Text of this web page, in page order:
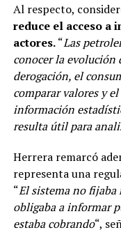
Al respecto,
reduce el acceso a
actores.“Las
conocer la evolución
derogación, el
comparar valores y
información
resulta útil para
Herrera remarcó
representa una
“El sistema no
obligaba a informar
estaba cobrando“,